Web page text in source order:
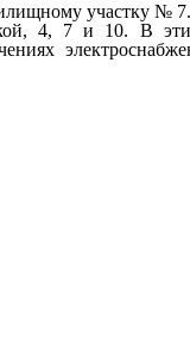
участку №
4, 7 и 10. В